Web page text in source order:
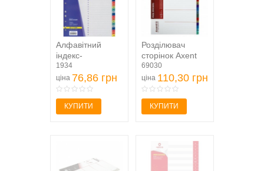
Алфавітний
індекс-
розділювач для
реєстраторів А4
(букви...
1934
ціна 76,86 грн
КУПИТИ
Розділювач
сторінок Axent
1921-10-A, А-Я,
кольоровий
69030
ціна 110,30 грн
КУПИТИ